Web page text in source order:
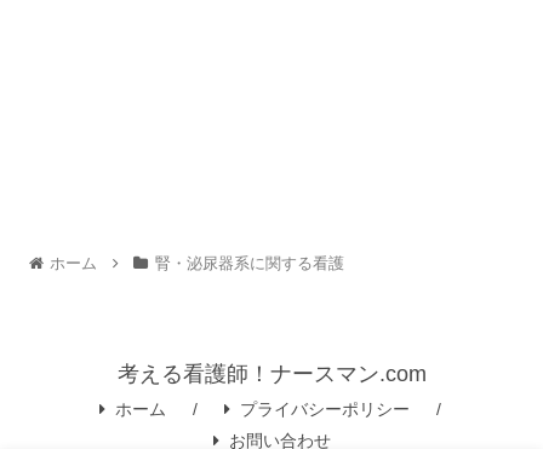
ホーム 腎・泌尿器系に関する看護
考える看護師！ナースマン.com
ホーム
プライバシーポリシー
お問い合わせ